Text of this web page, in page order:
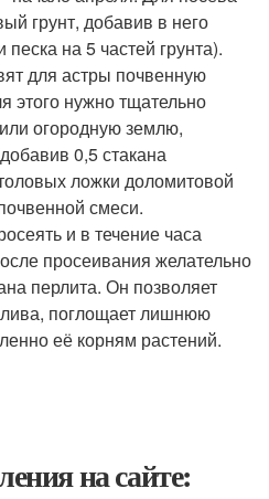
грунт, добавив в него
на 5 частей грунта).
для астры почвенную
этого нужно тщательно
огородную землю,
0,5 стакана
ложки доломитовой
смеси.
и в течение часа
просеивания желательно
перлита. Он позволяет
поглощает лишнюю
её корням растений.
на сайте: